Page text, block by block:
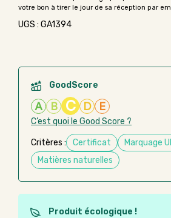
UGS : GA1394
GoodScore
A B C D E
C’est quoi le Good Score ?
Critères : Certificat
Marquage
Matières naturelles
Produit écologique !